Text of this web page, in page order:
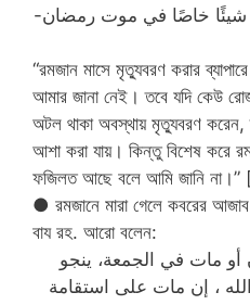
شيئًا خاصًا في موت رمضان-
“রমজান মাসে মৃত্যুবরণ করার
আমার জানা নেই। তবে যদি কেউ
অটল থাকা অবস্থায় মৃত্যুবরণ করেন,
আশা করা যায়। কিন্তু বিশেষ করে
ফজিলত আছে বলে আমি জানি না।”
● রমজানে মারা গেলে কবরের
বায রহ. আরো বলেন:
مات في الجمعة، ينجو
، إن مات على استقامة